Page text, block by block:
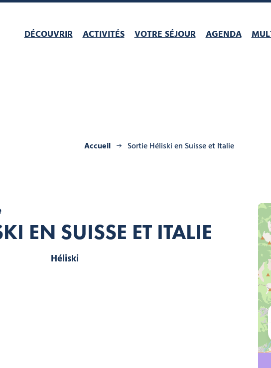
DÉCOUVRIR ACTIVITÉS VOTRE SÉJOUR AGENDA
Accueil Sortie Héliski en Suisse et Italie
EN SUISSE ET ITALIE
Héliski, © Bureau des Guides de Morzine-Avoriaz